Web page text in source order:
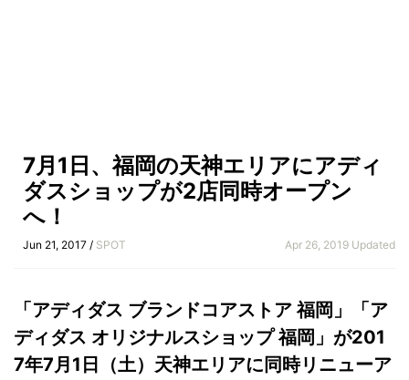
7月1日、福岡の天神エリアにアディ
ダスショップが2店同時オープン
へ！
Jun 21, 2017 / SPOT Apr 26, 2019 Updated
「アディダス ブランドコアストア 福岡」「ア
ディダス オリジナルスショップ 福岡」が201
7年7月1日（土）天神エリアに同時リニューア